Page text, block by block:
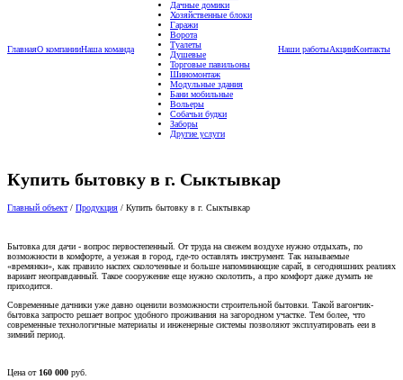
ГлавнаяО компанииНаша команда
Дачные домики
Хозяйственные блоки
Гаражи
Ворота
Туалеты
Душевые
Торговые павильоны
Шиномонтаж
Модульные здания
Бани мобильные
Вольеры
Собачьи будки
Заборы
Другие услуги
Наши работыАкцииКонтакты
Купить бытовку в г. Сыктывкар
Главный объект / Продукция / Купить бытовку в г. Сыктывкар
Бытовка для дачи - вопрос первостепенный. От труда на свежем воздухе нужно отдыхать, по
возможности в комфорте, а уезжая в город, где-то оставлять инструмент. Так называемые
«времянки», как правило наспех сколоченные и больше напоминающие сарай, в сегодняшних реалиях
вариант неоправданный. Такое сооружение еще нужно сколотить, а про комфорт даже думать не
приходится.
Современные дачники уже давно оценили возможности строительной бытовки. Такой вагончик-
бытовка запросто решает вопрос удобного проживания на загородном участке. Тем более, что
современные технологичные материалы и инженерные системы позволяют эксплуатировать ееи в
зимний период.
Цена от 160 000 руб.